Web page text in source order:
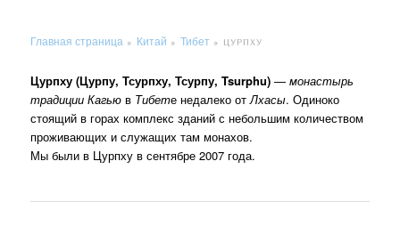
Главная страница » Китай »Тибет » ЦУРПХУ
Цурпху (Цурпу, Тсурпху, Тсурпу, Tsurphu) —монастырь
традиции Кагью в Тибете недалеко отЛхасы. Одиноко
стоящий в горах комплекс зданий с небольшим количеством
проживающих и служащих там монахов.
Мы были в Цурпху в сентябре 2007 года.